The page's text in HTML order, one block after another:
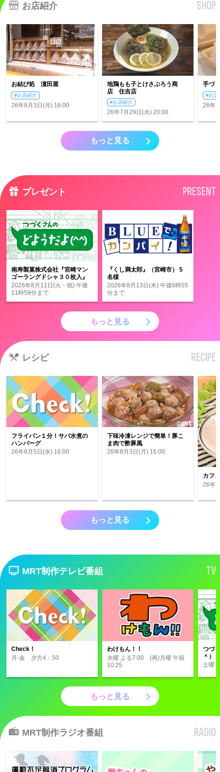
お店紹介 SHOP
お結び処 濵田屋
#お店紹介
26年8月3日(月) 16:00
地鶏もも子とけさぶろう商
店 住吉店
#お店紹介
26年7月29日(水) 20:00
手づ
#お店
26年
もっと見る
プレゼント PRESENT
南寿製菓株式会社『宮崎マン
ゴーラングドシャ３０枚入』
5名様
2026年8月11日(火・祝) 午後
11時59分まで
『くし満太郎』（宮崎市） 5
名様
2026年8月13日(木) 午後6時55
分まで
もっと見る
レシピ RECIPE
フライパン１分！サバ水煮の
ハンバーグ
26年8月5日(水) 16:00
下味冷凍レンジで簡単！豚こ
ま肉で酢豚風
26年8月3日(月) 16:00
カフ
26年
もっと見る
MRT制作テレビ番組 TV
Check！
月-金 夕方4：50
わけもん！！
水曜 よる7:00 (再)月曜 午前
10:25
つづ
＾）
土曜
もっと見る
MRT制作ラジオ番組 RADIO